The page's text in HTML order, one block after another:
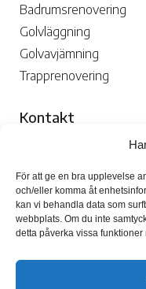
För att ge en bra upplevelse
och/eller komma åt
kan vi behandla data som
webbplats. Om du inte
detta påverka vissa funktioner
Badrumsrenovering
Golvläggning
Golvavjämning
Trapprenovering
Kontakt